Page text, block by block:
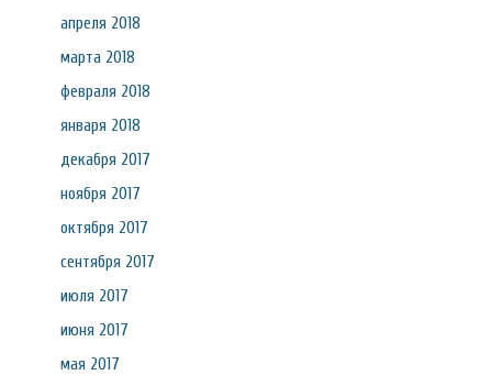
апреля 2018
марта 2018
февраля 2018
января 2018
декабря 2017
ноября 2017
октября 2017
сентября 2017
июля 2017
июня 2017
мая 2017